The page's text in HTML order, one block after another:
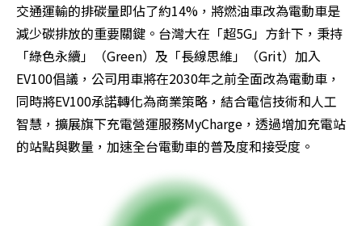
交通運輸的排碳量即佔了約14%，將燃油車改為電動車是
減少碳排放的重要關鍵。台灣大在「超5G」方針下，秉持
「綠色永續」（Green）及「長線思維」（Grit）加入
EV100倡議，公司用車將在2030年之前全面改為電動車，
同時將EV100承諾轉化為商業策略，結合電信技術和人工
智慧，擴展旗下充電營運服務MyCharge，透過增加充電站
的站點與數量，加速全台電動車的普及度和接受度。